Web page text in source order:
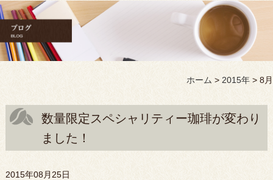
ホーム > 2015年 > 8月
数量限定スペシャリティー珈琲が変わり
ました！
2015年08月25日